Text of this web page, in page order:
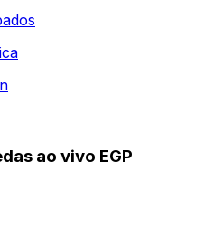
ao vivo EGP